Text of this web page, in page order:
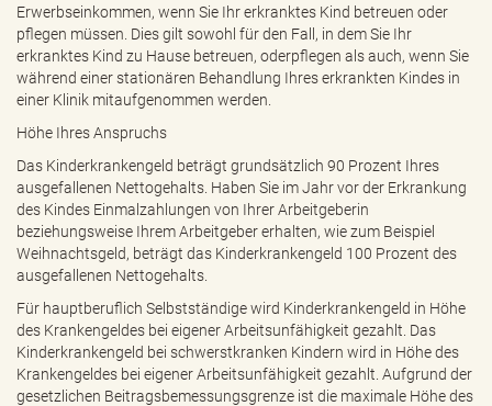
Erwerbseinkommen, wenn Sie Ihr erkranktes Kind betreuen oder
pflegen müssen. Dies gilt sowohl für den Fall, in dem Sie Ihr
erkranktes Kind zu Hause betreuen, oderpflegen als auch, wenn Sie
während einer stationären Behandlung Ihres erkrankten Kindes in
einer Klinik mitaufgenommen werden.
Höhe Ihres Anspruchs
Das Kinderkrankengeld beträgt grundsätzlich 90 Prozent Ihres
ausgefallenen Nettogehalts. Haben Sie im Jahr vor der Erkrankung
des Kindes Einmalzahlungen von Ihrer Arbeitgeberin
beziehungsweise Ihrem Arbeitgeber erhalten, wie zum Beispiel
Weihnachtsgeld, beträgt das Kinderkrankengeld 100 Prozent des
ausgefallenen Nettogehalts.
Für hauptberuflich Selbstständige wird Kinderkrankengeld in Höhe
des Krankengeldes bei eigener Arbeitsunfähigkeit gezahlt. Das
Kinderkrankengeld bei schwerstkranken Kindern wird in Höhe des
Krankengeldes bei eigener Arbeitsunfähigkeit gezahlt. Aufgrund der
gesetzlichen Beitragsbemessungsgrenze ist die maximale Höhe des